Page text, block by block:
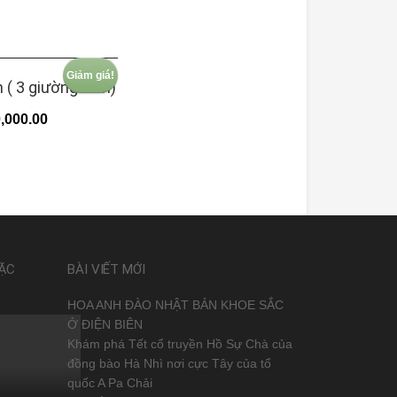
Giảm giá!
( 3 giường đơn)
BÀI VIẾT MỚI
HOA ANH ĐÀO NHẬT BẢN KHOE SẮC
Ở ĐIỆN BIÊN
Khám phá Tết cổ truyền Hồ Sự Chà của
đồng bào Hà Nhì nơi cực Tây của tổ
quốc A Pa Chải